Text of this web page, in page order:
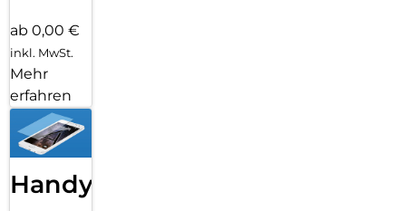
ab 0,00 €
inkl. MwSt.
Mehr
erfahren
Handy